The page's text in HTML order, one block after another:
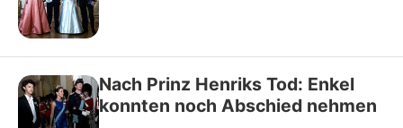
Nach Prinz Henriks Tod: Enkel
konnten noch Abschied nehmen